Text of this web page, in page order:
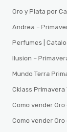
Oro y Plata por
Andrea –
Perfumes |
Ilusion –
Mundo Terra
Cklass Primavera
Como vender Oro
Como vender Oro